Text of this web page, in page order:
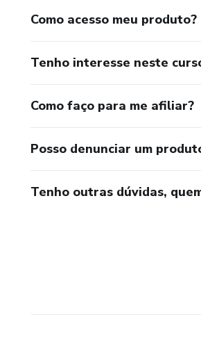
Como acesso meu produto?
Tenho interesse neste
Como faço para me afiliar?
Posso denunciar um
Tenho outras dúvidas,